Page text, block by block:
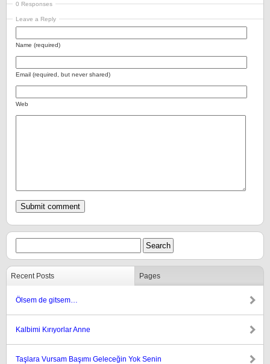
0 Responses
Leave a Reply
Name (required)
Email (required, but never shared)
Web
Recent Posts Pages
Ölsem de gitsem…
Kalbimi Kırıyorlar Anne
Taşlara Vursam Başımı Geleceğin Yok Senin